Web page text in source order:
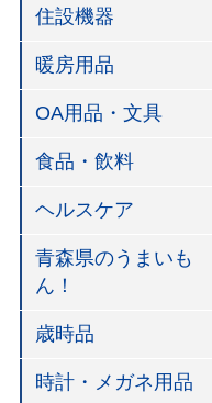
住設機器
暖房用品
OA用品・文具
食品・飲料
ヘルスケア
青森県のうまいも
ん！
歳時品
時計・メガネ用品